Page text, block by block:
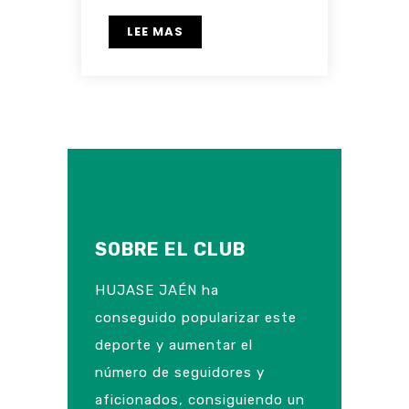
LEE MAS
SOBRE EL CLUB
HUJASE JAÉN ha
conseguido popularizar este
deporte y aumentar el
número de seguidores y
aficionados, consiguiendo un